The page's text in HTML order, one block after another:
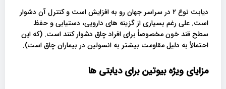
دیابت نوع ۲ در سراسر جهان رو به افزایش است و کنترل آن دشوار
است. علی رغم بسیاری از گزینه های دارویی، دستیابی و حفظ
سطح قند خون مخصوصاً برای افراد چاق دشوار کنند است. (که این
احتمالاً به دلیل مقاومت بیشتر به انسولین در بیماران چاق است).
مزایای ویژه بیوتین برای دیابتی ها